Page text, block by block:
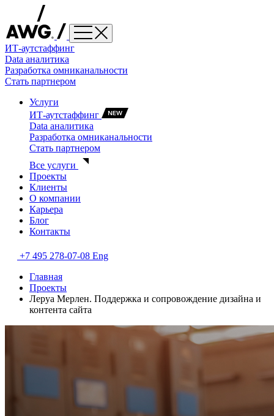
ИТ-аутстаффинг
Data аналитика
Разработка омниканальности
Стать партнером
Услуги
ИТ-аутстаффинг
Data аналитика
Разработка омниканальности
Стать партнером
Все услуги
Проекты
Клиенты
О компании
Карьера
Блог
Контакты
+7 495 278-07-08 Eng
Главная
Проекты
Леруа Мерлен. Поддержка и сопровождение дизайна и
контента сайта